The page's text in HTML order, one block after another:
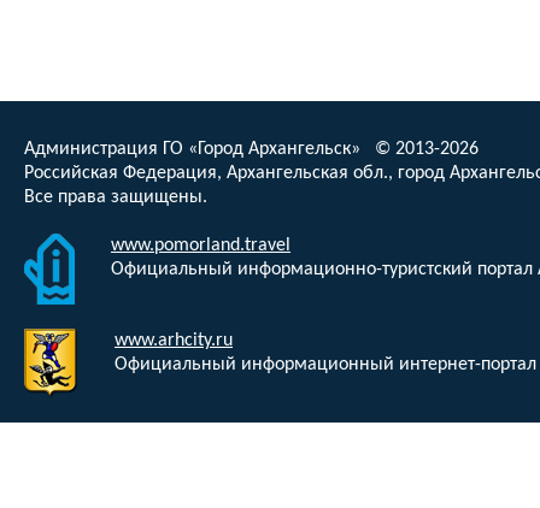
Администрация ГО «Город Архангельск» © 2013-2026
Российская Федерация, Архангельская обл., город
Все права защищены.
www.pomorland.travel
Официальный информационно-туристский портал
www.arhcity.ru
Официальный информационный интернет-портал